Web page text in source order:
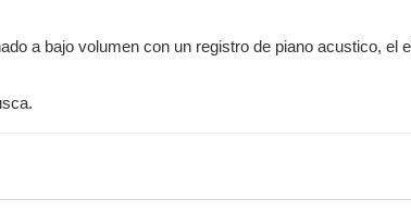
a bajo volumen con un registro de piano acustico, el